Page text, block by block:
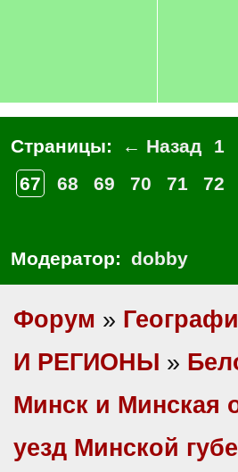
Страницы: ← Назад 1
67
68 69 70 71 72
Модератор: dobby
Форум »
И РЕГИОНЫ »
Минск и Минская
уезд Минской